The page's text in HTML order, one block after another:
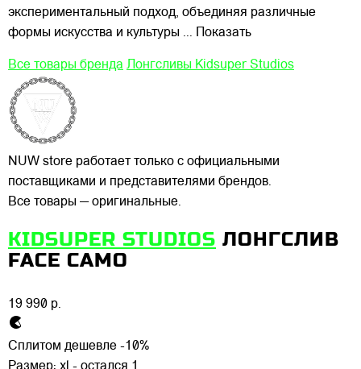
экспериментальный подход, объединяя различные
формы искусства и культуры ... Показать
Все товары бренда Лонгсливы Kidsuper Studios
NUW store работает только с официальными
поставщиками и представителями брендов.
Все товары — оригинальные.
KIDSUPER STUDIOS ЛОНГСЛИВ
FACE CAMO
19 990 р.
Сплитом дешевле -10%
Размер: xl - остался 1